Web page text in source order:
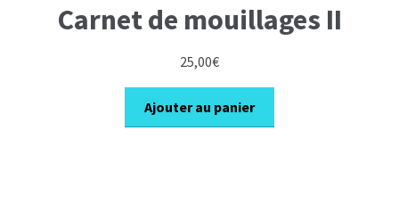
Carnet de mouillages II
25,00€
Ajouter au panier